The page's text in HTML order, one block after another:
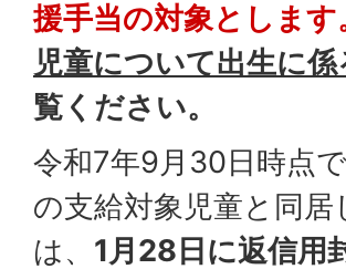
援手当の対象とします
児童について出生に
覧ください。
令和7年9月30日時点
の支給対象児童と同
は、 1月28日に返信用